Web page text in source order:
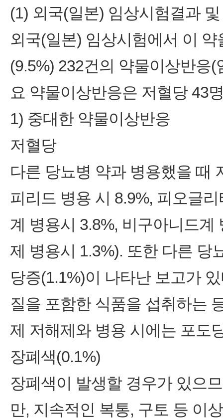
(1) 외국(일본) 임상시험결과
외국(일본) 임상시험에서 이
(9.5%) 232건의 약물이상반응
요 약물이상반응은 저혈당 43
1) 중대한 약물이상반응
저혈당
다른 당뇨병 약과 병용했을 때
피리드 병용 시 8.9%, 피오글
계 병용시 3.8%, 비구아니드계
제 병용시 1.3%). 또한 다른 당
당증(1.1%)이 나타난 보고가
질을 포함한 식품을 섭취하는
제 저해제와 병용 시에는 포도
장폐색(0.1%)
장폐색이 발생할 경우가 있으
만, 지속적인 복통, 구토 등 이